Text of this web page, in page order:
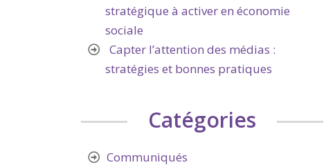
stratégique à activer en économie
sociale
Capter l’attention des médias :
stratégies et bonnes pratiques
Catégories
Communiqués